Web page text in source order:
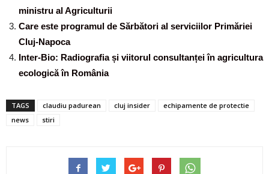
ministru al Agriculturii
Care este programul de Sărbători al serviciilor Primăriei
Cluj-Napoca
Inter-Bio: Radiografia și viitorul consultanței în agricultura
ecologică în România
TAGS claudiu padurean cluj insider
echipamente de protectie
news
stiri